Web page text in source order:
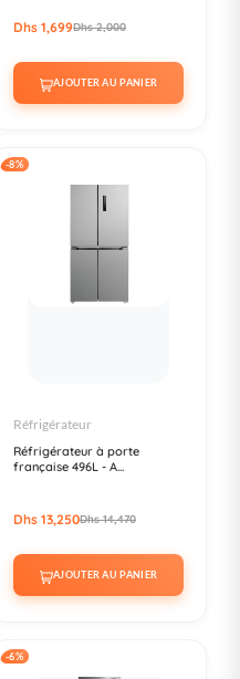
Dhs 1,699Dhs 2,000
AJOUTER AU PANIER
-8%
Réfrigérateur
Réfrigérateur à porte
française 496L - A...
Dhs 13,250Dhs 14,470
AJOUTER AU PANIER
-6%